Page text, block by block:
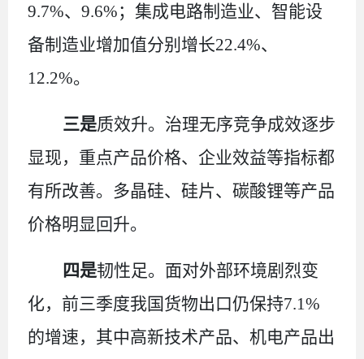
9.7%、 9.6%；集成电路制造业、智能设
备制造业增加值分别增长22.4%、
12.2%。
三是质效升。治理无序竞争成效逐步
显现，重点产品价格、企业效益等指标都
有所改善。多晶硅、硅片、碳酸锂等产品
价格明显回升。
四是韧性足。面对外部环境剧烈变
化，前三季度我国货物出口仍保持7.1%
的增速，其中高新技术产品、机电产品出